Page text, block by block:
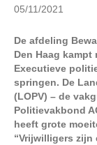
05/11/2021
De afdeling
Den Haag
Executieve
springen. De
(LOPV) – de
Politievakbond
heeft grote
“Vrijwilligers zijn